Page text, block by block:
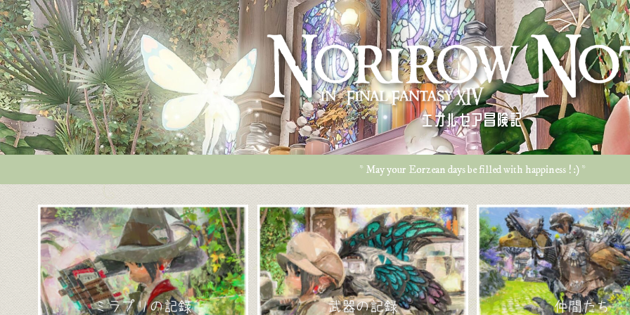
エオルゼア冒険記
* May your Eorzean days be filled with happiness ! :) *
ミラプリの記録 武器の記録 仲間たち